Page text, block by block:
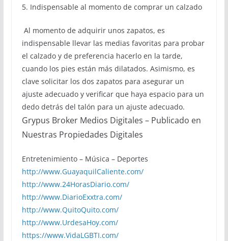
5. Indispensable al momento de comprar un calzado
Al momento de adquirir unos zapatos, es
indispensable llevar las medias favoritas para probar
el calzado y de preferencia hacerlo en la tarde,
cuando los pies están más dilatados. Asimismo, es
clave solicitar los dos zapatos para asegurar un
ajuste adecuado y verificar que haya espacio para un
dedo detrás del talón para un ajuste adecuado.
Grypus Broker Medios Digitales – Publicado en
Nuestras Propiedades Digitales
Entretenimiento – Música – Deportes
http://www.GuayaquilCaliente.com/
http://www.24HorasDiario.com/
http://www.DiarioExxtra.com/
http://www.QuitoQuito.com/
http://www.UrdesaHoy.com/
https://www.VidaLGBTI.com/